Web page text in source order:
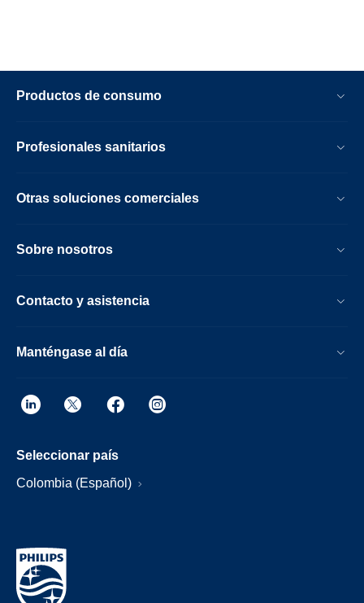
Productos de consumo
Profesionales sanitarios
Otras soluciones comerciales
Sobre nosotros
Contacto y asistencia
Manténgase al día
Seleccionar país
Colombia (Español)